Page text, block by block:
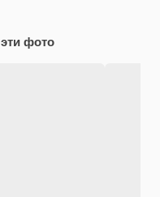
фото